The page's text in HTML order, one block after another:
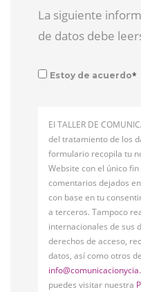
La siguiente
de datos debe
Estoy de acuerdo*
El TALLER DE
del tratamiento de los
formulario recopila tu
Website con el único
comentarios dejados
con base en tu
a terceros. Tampoco
internacionales de sus
derechos de acceso,
datos, así como otros
puedes visitar nuestra